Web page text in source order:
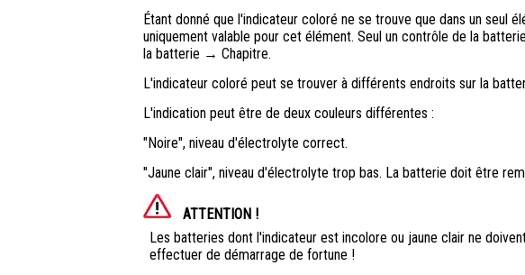
Étant donné que l'indicateur coloré ne se trouve que dans un seul
uniquement valable pour cet élément. Seul un contrôle de la
la batterie → Chapitre.
L'indicateur coloré peut se trouver à différents endroits sur la
L'indication peut être de deux couleurs différentes :
"Noire", niveau d'électrolyte correct.
"Jaune clair", niveau d'électrolyte trop bas. La batterie doit être
ATTENTION !
Les batteries dont l'indicateur est incolore ou jaune clair ne
effectuer de démarrage de fortune !